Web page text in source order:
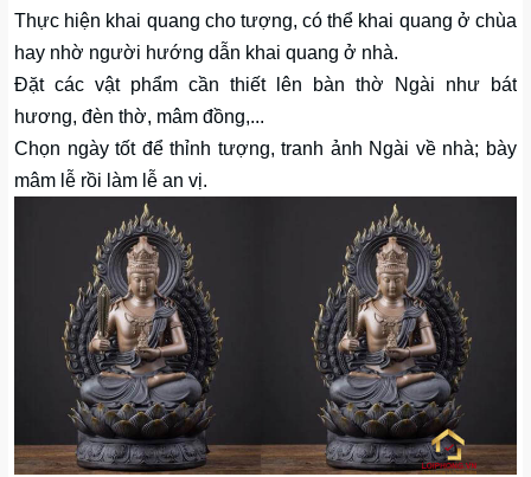
Thực hiện khai quang cho tượng, có thể khai quang ở chùa
hay nhờ người hướng dẫn khai quang ở nhà.
Đặt các vật phẩm cần thiết lên bàn thờ Ngài như bát
hương, đèn thờ, mâm đồng,...
Chọn ngày tốt để thỉnh tượng, tranh ảnh Ngài về nhà; bày
mâm lễ rồi làm lễ an vị.